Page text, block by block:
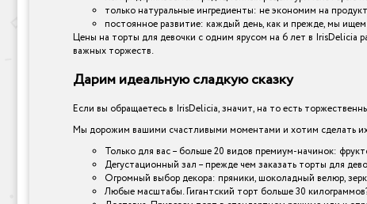
только натуральные ингредиенты: не экономим на
постоянное развитие: каждый день, как и прежде, мы
Цены на торты для девочки с одним ярусом на 6 лет в IrisDelicia
важных торжеств.
Дарим идеальную сладкую сказку
Если вы обращаетесь в IrisDelicia, значит, на то есть
Мы дорожим вашими счастливыми моментами и хотим сделать
Только для вас – больше 20 видов премиум-начинок:
Дегустационный зал – прежде чем заказать торты для
Огромный выбор декора: пряники, шоколадный велюр,
Любые масштабы. Гигантский торт больше 30